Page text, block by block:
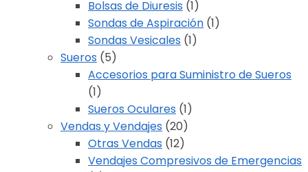
Bolsas de Diuresis (1)
Sondas de Aspiración (1)
Sondas Vesicales (1)
Sueros (5)
Accesorios para Suministro de Sueros
(1)
Sueros Oculares (1)
Vendas y Vendajes (20)
Otras Vendas (12)
Vendajes Compresivos de Emergencias